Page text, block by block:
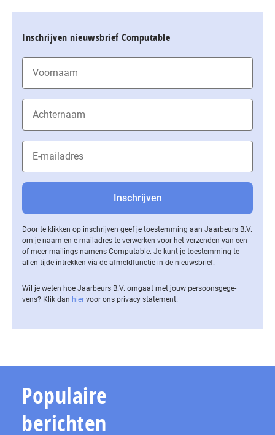
Inschrijven nieuwsbrief Computable
Door te klikken op inschrijven geef je toestemming aan Jaarbeurs B.V.
om je naam en e-mailadres te verwerken voor het verzenden van een
of meer mailings namens Computable. Je kunt je toestemming te
allen tijde intrekken via de af­meld­func­tie in de nieuwsbrief.
Wil je weten hoe Jaarbeurs B.V. omgaat met jouw per­soons­ge­ge­
vens? Klik dan hier voor ons privacy statement.
Populaire
berichten